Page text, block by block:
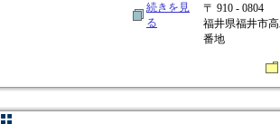
続きを見
る
〒 910 - 0804
福井県福井市
番地